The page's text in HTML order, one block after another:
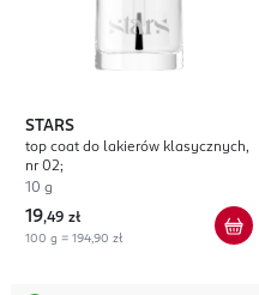
STARS
top coat do lakierów klasycznych,
nr 02;
10 g
19,49 zł
100 g = 194,90 zł